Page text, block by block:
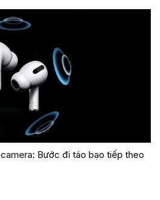
Bước đi táo bạo tiếp theo